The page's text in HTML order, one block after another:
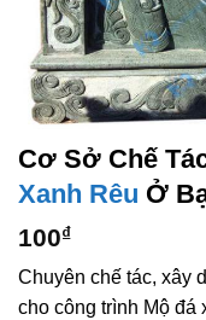
Cơ Sở Chế
Xanh Rêu Ở
100₫
Chuyên chế tác, xây
cho công trình Mộ đá